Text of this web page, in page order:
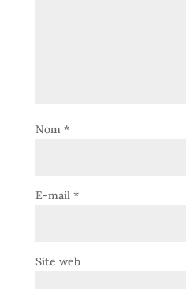
Nom *
E-mail *
Site web